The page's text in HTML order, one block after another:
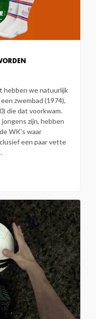
hebben we natuurlijk
zwembad (1974),
die dat voorkwam.
zijn, hebben
WK's waar
een paar vette